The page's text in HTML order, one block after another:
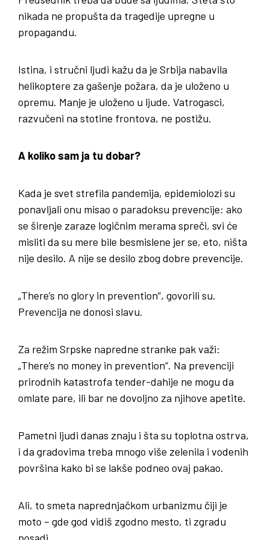
nikada ne propušta da tragedije upregne u
propagandu.
Istina, i stručni ljudi kažu da je Srbija nabavila
helikoptere za gašenje požara, da je uloženo u
opremu. Manje je uloženo u ljude. Vatrogasci,
razvučeni na stotine frontova, ne postižu.
A koliko sam ja tu dobar?
Kada je svet strefila pandemija, epidemiolozi su
ponavljali onu misao o paradoksu prevencije: ako
se širenje zaraze logičnim merama spreči, svi će
misliti da su mere bile besmislene jer se, eto, ništa
nije desilo. A nije se desilo zbog dobre prevencije.
„There’s no glory in prevention“, govorili su.
Prevencija ne donosi slavu.
Za režim Srpske napredne stranke pak važi:
„There’s no money in prevention“. Na prevenciji
prirodnih katastrofa tender-dahije ne mogu da
omlate pare, ili bar ne dovoljno za njihove apetite.
Pametni ljudi danas znaju i šta su toplotna ostrva,
i da gradovima treba mnogo više zelenila i vodenih
površina kako bi se lakše podneo ovaj pakao.
Ali, to smeta naprednjačkom urbanizmu čiji je
moto – gde god vidiš zgodno mesto, ti zgradu